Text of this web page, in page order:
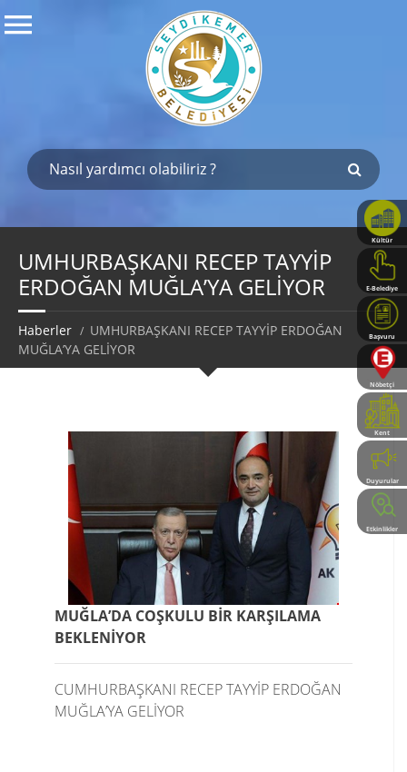
Kültür
Haritası
E-Belediye
Başvuru
Rehberi
Nöbetçi
Eczaneler
Kent
Rehberi
Duyurular
Etkinlikler
UMHURBAŞKANI RECEP TAYYİP
ERDOĞAN MUĞLA’YA GELİYOR
Haberler
UMHURBAŞKANI RECEP TAYYİP ERDOĞAN
MUĞLA’YA GELİYOR
MUĞLA’DA COŞKULU BİR KARŞILAMA
BEKLENİYOR
CUMHURBAŞKANI RECEP TAYYİP ERDOĞAN
MUĞLA’YA GELİYOR